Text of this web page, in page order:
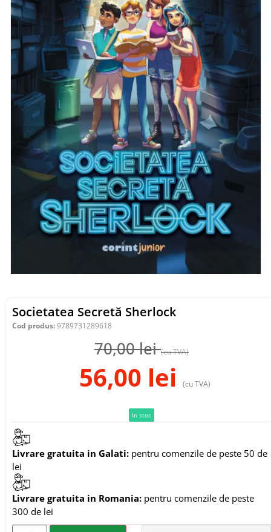
Societatea Secretă Sherlock
Cod produs:9789731289618
70,00lei (cu TVA)
56,00 lei (cu TVA)
In stoc
Livrare gratuita in Galati: pentru comenzile de peste 50 de
lei
Livrare gratuita in Romania: pentru comenzile de peste
300 de lei